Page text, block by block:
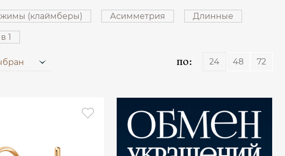
(клаймберы) Асимметрия Длинные
1
по: 24 48 72